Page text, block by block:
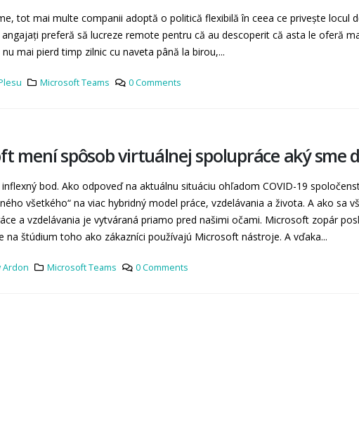
tot mai multe companii adoptă o politică flexibilă în ceea ce privește locul
preferă să lucreze remote pentru că au descoperit că asta le oferă
mai pierd timp zilnic cu naveta până la birou,...
Microsoft Teams 0 Comments
mení spôsob virtuálnej spolupráce aký sme
bod. Ako odpoveď na aktuálnu situáciu ohľadom COVID-19
všetkého“ na viac hybridný model práce, vzdelávania a života. A ako sa
a vzdelávania je vytváraná priamo pred našimi očami. Microsoft zopár
na štúdium toho ako zákazníci používajú Microsoft nástroje. A vďaka...
Ardon Microsoft Teams 0 Comments